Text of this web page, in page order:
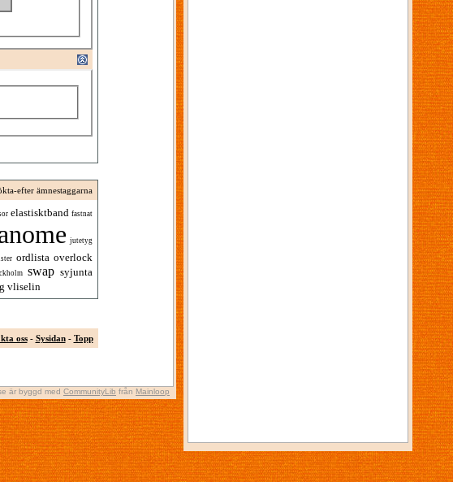
efter ämnestaggarna
elastisktband fastnat
jutetyg
ordlista overlock
swap syjunta
vliselin
oss- Sysidan- Topp
är byggd med CommunityLib från Mainloop